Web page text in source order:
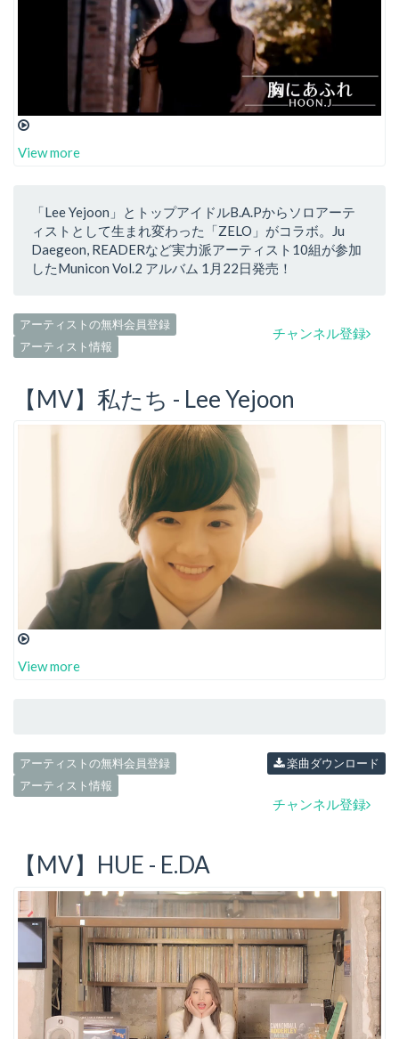
View more
「Lee Yejoon」とトップアイドルB.A.Pからソロアーテ
ィストとして生まれ変わった「ZELO」がコラボ。Ju
Daegeon, READERなど実力派アーティスト10組が参加
したMunicon Vol.2 アルバム 1月22日発売！
アーティストの無料会員登録
アーティスト情報
チャンネル登録
【MV】私たち - Lee Yejoon
View more
アーティストの無料会員登録
アーティスト情報
楽曲ダウンロード
チャンネル登録
【MV】HUE - E.DA